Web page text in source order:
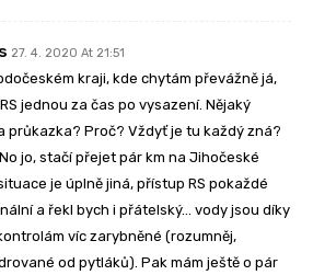
27. 4. 2020 At 21:51
kraji, kde chytám převážně já,
jednou za čas po vysazení. Nějaký
průkazka? Proč? Vždyť je tu každý zná?
jo, stačí přejet pár km na Jihočeské
je úplně jiná, přístup RS pokaždé
a řekl bych i přátelský… vody jsou díky
víc zarybněné (rozumněj,
od pytláků). Pak mám ještě o pár